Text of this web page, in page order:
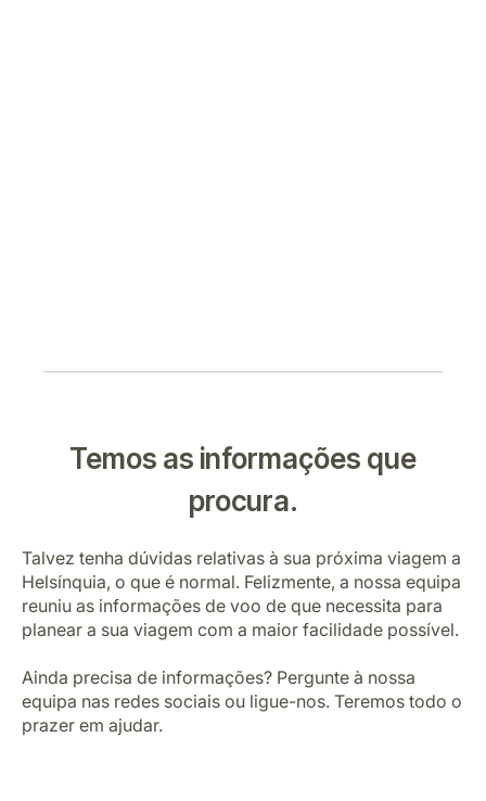
Temos as informações que
procura.
Talvez tenha dúvidas relativas à sua próxima viagem a
Helsínquia, o que é normal. Felizmente, a nossa equipa
reuniu as informações de voo de que necessita para
planear a sua viagem com a maior facilidade possível.
Ainda precisa de informações? Pergunte à nossa
equipa nas redes sociais ou ligue-nos. Teremos todo o
prazer em ajudar.